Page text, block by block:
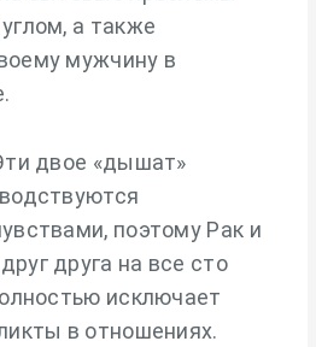
а также
мужчину в
двое «дышат»
поэтому Рак и
друга на все сто
исключает
в отношениях.